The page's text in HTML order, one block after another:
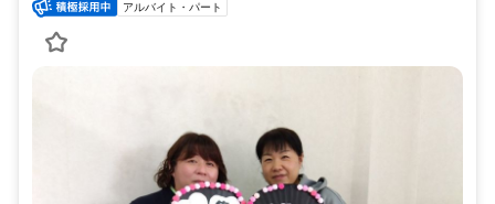
アルバイト・パート